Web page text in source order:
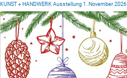
KUNST + HANDWERK Ausstellung 1. November 2026